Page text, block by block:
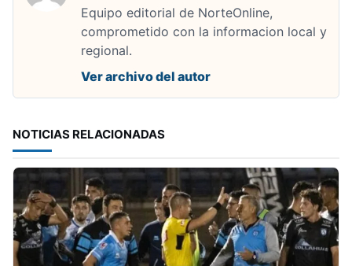
Equipo editorial de NorteOnline,
comprometido con la informacion local y
regional.
Ver archivo del autor
NOTICIAS RELACIONADAS